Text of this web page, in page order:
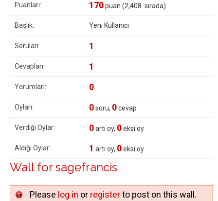
Puanları: 170puan (2,408 . sırada)
Başlık: Yeni Kullanıcı
Soruları: 1
Cevapları: 1
Yorumları: 0
Oyları: 0soru, 0cevap
Verdiği Oylar: 0artı oy, 0eksi oy
Aldığı Oylar: 1 artı oy, 0eksi oy
Wall for sagefrancis
Please log in or registerto post on this wall.